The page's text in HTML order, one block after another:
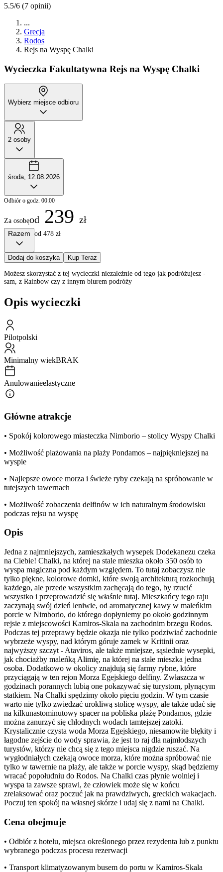
5.5/6 (7 opinii)
...
Grecja
Rodos
Rejs na Wyspę Chalki
Wycieczka Fakultatywna Rejs na Wyspę Chalki
Wybierz miejsce odbioru
2 osoby
środa, 12.08.2026
Odbiór o godz. 00:00
Za osobęod 239 zł
Razem od 478 zł
Dodaj do koszyka Kup Teraz
Możesz skorzystać z tej wycieczki niezależnie od tego jak podróżujesz -
sam, z Rainbow czy z innym biurem podróży
Opis wycieczki
Pilotpolski
Minimalny wiekBRAK
Anulowanieelastyczne
Główne atrakcje
• Spokój kolorowego miasteczka Nimborio – stolicy Wyspy Chalki
• Możliwość plażowania na plaży Pondamos – najpiękniejszej na
wyspie
• Najlepsze owoce morza i świeże ryby czekają na spróbowanie w
tutejszych tawernach
• Możliwość zobaczenia delfinów w ich naturalnym środowisku
podczas rejsu na wyspę
Opis
Jedna z najmniejszych, zamieszkałych wysepek Dodekanezu czeka
na Ciebie! Chalki, na której na stale mieszka około 350 osób to
wyspa magiczna pod każdym względem. To tutaj zobaczysz nie
tylko piękne, kolorowe domki, które swoją architekturą rozkochują
każdego, ale przede wszystkim zachęcają do tego, by rzucić
wszystko i przeprowadzić się właśnie tutaj. Mieszkańcy tego raju
zaczynają swój dzień leniwie, od aromatycznej kawy w maleńkim
porcie w Nimborio, do którego dopłyniemy po około godzinnym
rejsie z miejscowości Kamiros-Skala na zachodnim brzegu Rodos.
Podczas tej przeprawy będzie okazja nie tylko podziwiać zachodnie
wybrzeże wyspy, nad którym góruje zamek w Kritinii oraz
najwyższy szczyt - Ataviros, ale także mniejsze, sąsiednie wysepki,
jak chociażby maleńką Alimię, na której na stałe mieszka jedna
osoba. Dodatkowo w okolicy znajdują się farmy rybne, które
przyciągają w ten rejon Morza Egejskiego delfiny. Zwłaszcza w
godzinach porannych lubią one pokazywać się turystom, płynącym
statkiem. Na Chalki spędzimy około pięciu godzin. W tym czasie
warto nie tylko zwiedzać urokliwą stolicę wyspy, ale także udać się
na kilkunastominutowy spacer na pobliska plażę Pondamos, gdzie
można zanurzyć się chłodnych wodach tamtejszej zatoki.
Krystalicznie czysta woda Morza Egejskiego, niesamowite błękity i
łagodne zejście do wody sprawia, że jest to raj dla najmłodszych
turystów, którzy nie chcą się z tego miejsca nigdzie ruszać. Na
wygłodniałych czekają owoce morza, które można spróbować nie
tylko w tawernie na plaży, ale także w porcie wyspy, skąd będziemy
wracać popołudniu do Rodos. Na Chalki czas płynie wolniej i
wyspa ta zawsze sprawi, że człowiek może się w końcu
zrelaksować oraz poczuć jak na prawdziwych, greckich wakacjach.
Poczuj ten spokój na własnej skórze i udaj się z nami na Chalki.
Cena obejmuje
• Odbiór z hotelu, miejsca określonego przez rezydenta lub z punktu
wybranego podczas procesu rezerwacji
• Transport klimatyzowanym busem do portu w Kamiros-Skala